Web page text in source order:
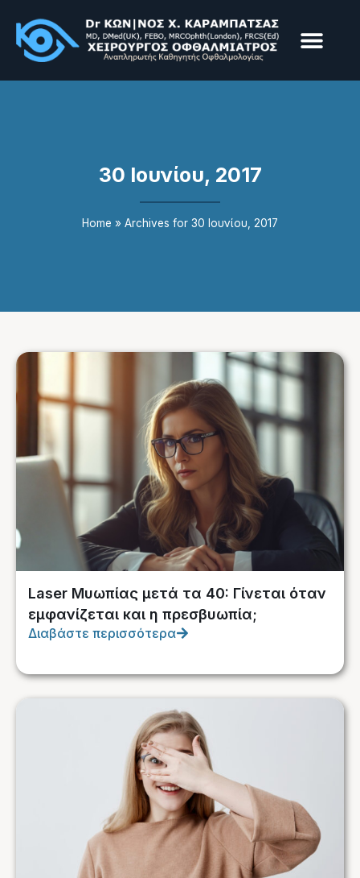
30 Ιουνίου, 2017
Home » Archives for 30 Ιουνίου, 2017
Laser Μυωπίας μετά τα 40: Γίνεται όταν
εμφανίζεται και η πρεσβυωπία;
Διαβάστε περισσότερα